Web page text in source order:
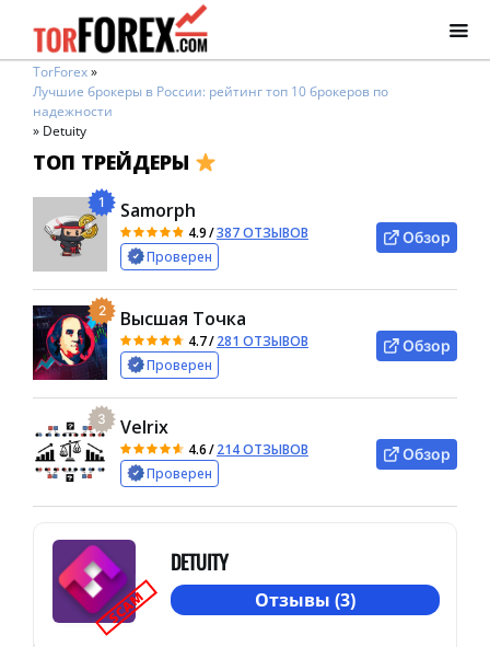
TorForex»
Лучшие брокеры в России: рейтинг топ 10 брокеров по
надежности
» Detuity
ТОП ТРЕЙДЕРЫ
1 Samorph
4.9/387 ОТЗЫВОВ
Проверен
Обзор
2 Высшая Точка
4.7/281 ОТЗЫВОВ
Проверен
Обзор
3 Velrix
4.6/214 ОТЗЫВОВ
Проверен
Обзор
SCAM
DETUITY
Отзывы (3)